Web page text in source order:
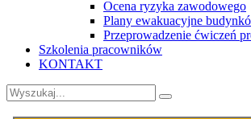
Ocena ryzyka zawodowego
Plany ewakuacyjne
Przeprowadzenie ćwiczeń
Szkolenia pracowników
KONTAKT